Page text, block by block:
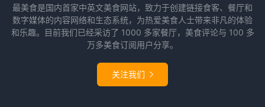
最美食是国内首家中英文美食网站，致力于创建链接食客、餐厅和
数字媒体的内容网络和生态系统，为热爱美食人士带来非凡的体验
和乐趣。目前我们已经采访了 1000 多家餐厅，美食评论与 100 多
万多美食订阅用户分享。
关注我们 